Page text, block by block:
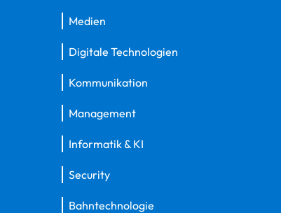
Medien
Digitale Technologien
Kommunikation
Management
Informatik & KI
Security
Bahntechnologie